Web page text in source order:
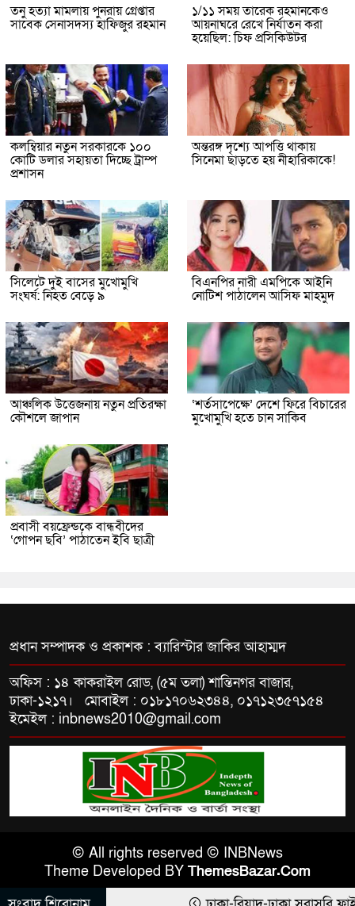
তনু হত্যা মামলায় পুনরায় গ্রেপ্তার
সাবেক সেনাসদস্য হাফিজুর রহমান
১/১১ সময় তারেক রহমানকেও
আয়নাঘরে রেখে নির্যাতন করা
হয়েছিল: চিফ প্রসিকিউটর
কলম্বিয়ার নতুন সরকারকে ১০০
কোটি ডলার সহায়তা দিচ্ছে ট্রাম্প
প্রশাসন
অন্তরঙ্গ দৃশ্যে আপত্তি থাকায়
সিনেমা ছাড়তে হয় নীহারিকাকে!
সিলেটে দুই বাসের মুখোমুখি
সংঘর্ষ: নিহত বেড়ে ৯
বিএনপির নারী এমপিকে আইনি
নোটিশ পাঠালেন আসিফ মাহমুদ
আঞ্চলিক উত্তেজনায় নতুন প্রতিরক্ষা
কৌশলে জাপান
‘শর্তসাপেক্ষে’ দেশে ফিরে বিচারের
মুখোমুখি হতে চান সাকিব
প্রবাসী বয়ফ্রেন্ডকে বান্ধবীদের
‘গোপন ছবি’ পাঠাতেন ইবি ছাত্রী
প্রধান সম্পাদক ও প্রকাশক : ব্যারিস্টার জাকির আহাম্মদ
অফিস : ১৪ কাকরাইল রোড, (৫ম তলা) শান্তিনগর বাজার,
ঢাকা-১২১৭। মোবাইল : ০১৮১৭০৬২৩৪৪, ০১৭১২৩৫৭১৫৪
ইমেইল : inbnews2010@gmail.com
© All rights reserved © INBNews
Theme Developed BY ThemesBazar.Com